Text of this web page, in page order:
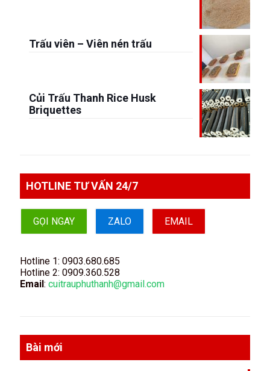
Trấu viên – Viên nén trấu
Củi Trấu Thanh Rice Husk
Briquettes
HOTLINE TƯ VẤN 24/7
GỌI NGAY ZALO EMAIL
Hotline 1: 0903.680.685
Hotline 2: 0909.360.528
Email : cuitrauphuthanh@gmail.com
Bài mới